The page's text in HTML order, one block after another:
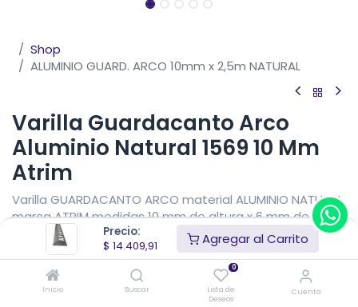
Precio:
$ 14.409,91 Agregar al Carrito
Inicio Buscar
0
Lista de
Deseos
Cuenta
Shop
ALUMINIO GUARD. ARCO 10mm x 2,5m NATURAL
Varilla Guardacanto Arco
Aluminio Natural 1569 10 Mm
Atrim
Varilla GUARDACANTO ARCO material ALUMINIO NATURAL
marca ATRIM medidas 10 mm de altura x 6 mm de vista
x 2,5 metros de largo.
$14.409,91 IVA Incluido
Precio sin impuestos nacionales 11.909,02